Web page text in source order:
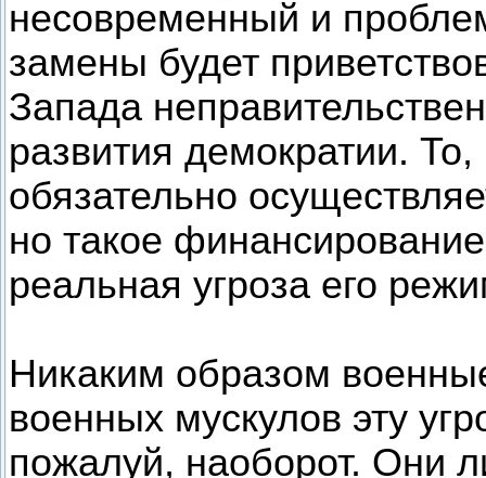
несовременный и
замены будет
Запада
развития демократии.
обязательно
но такое
реальная угроза его
Никаким образом
военных мускулов эту
пожалуй, наоборот. Они